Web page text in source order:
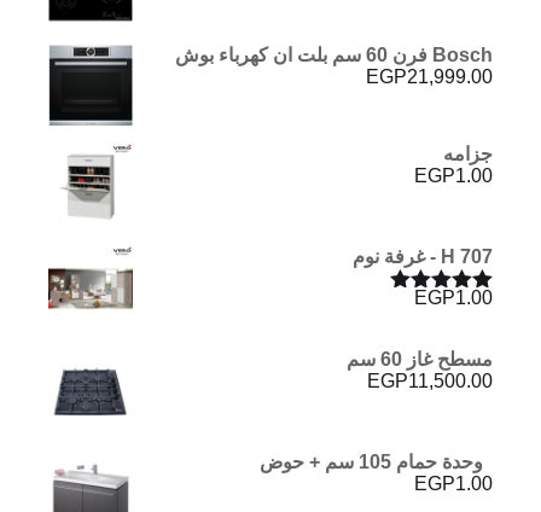
Bosch فرن 60 سم بلت ان كهرباء بوش
EGP21,999.00
جزامه
EGP1.00
H 707 - غرفة نوم
تم التقييم
EGP1.00
مسطح غاز 60 سم
EGP11,500.00
وحدة حمام 105 سم + حوض
EGP1.00